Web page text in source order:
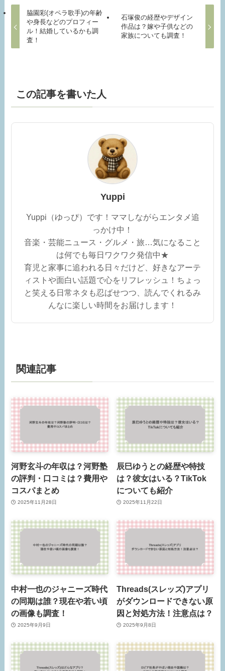
脇園彩(オペラ歌手)の年齢
や身長などのプロフィー
ル！結婚しているかも調
査！
石塚俊の経歴やデザイン
作品は？嫁や子供などの
家族についても調査！
この記事を書いた人
Yuppi
Yuppi（ゆっぴ）です！ママしながらエンタメ追
っかけ中！
音楽・芸能ニュース・グルメ・旅…気になること
は何でも毎日ワクワク発信中★
育児と家事に追われる日々だけど、好きなアーテ
ィストや面白い話題で心をリフレッシュ！ちょっ
と笑える日常ネタも忍ばせつつ、読んでくれるみ
んなに楽しい時間をお届けします！
関連記事
河野玄斗の年収は？河野塾
の評判・口コミは？費用や
コスパまとめ
2025年11月28日
辰巳ゆうとの経歴や特技
は？彼女はいる？TikTok
についても紹介
2025年11月22日
中村一也のジャニーズ時代
の同期は誰？現在や若い頃
の画像も調査！
2025年9月9日
Threads(スレッズ)アプリ
がダウンロードできない原
因と対処方法！注意点は？
2025年9月8日